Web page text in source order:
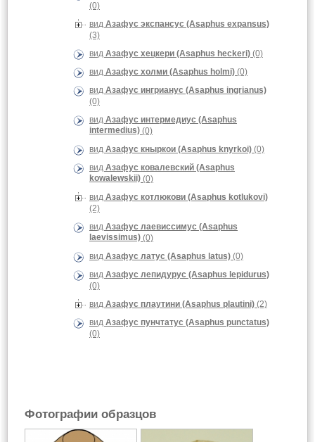
(0)
вид Азафус экспансус (Asaphus expansus)
(3)
вид Азафус хецкери (Asaphus heckeri) (0)
вид Азафус холми (Asaphus holmi) (0)
вид Азафус ингрианус (Asaphus ingrianus)
(0)
вид Азафус интермедиус (Asaphus
intermedius) (0)
вид Азафус кныркои (Asaphus knyrkoi) (0)
вид Азафус ковалевский (Asaphus
kowalewskii) (0)
вид Азафус котлюкови (Asaphus kotlukovi)
(2)
вид Азафус лаевиссимус (Asaphus
laevissimus) (0)
вид Азафус латус (Asaphus latus) (0)
вид Азафус лепидурус (Asaphus lepidurus)
(0)
вид Азафус плаутини (Asaphus plautini) (2)
вид Азафус пунчтатус (Asaphus punctatus)
(0)
Фотографии образцов